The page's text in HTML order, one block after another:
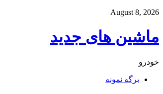
August 8, 2026
ماشین های جدید
خودرو
برگه نمونه